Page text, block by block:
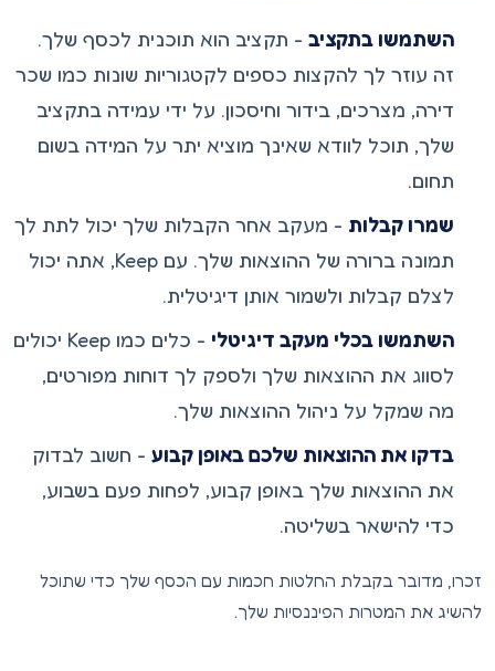
השתמשו בתקציב - תקציב הוא תוכנית לכסף שלך.
זה עוזר לך להקצות כספים לקטגוריות שונות כמו שכר
דירה, מצרכים, בידור וחיסכון. על ידי עמידה בתקציב
שלך, תוכל לוודא שאינך מוציא יתר על המידה בשום
תחום.
שמרו קבלות - מעקב אחר הקבלות שלך יכול לתת לך
תמונה ברורה של ההוצאות שלך. עם Keep, אתה יכול
לצלם קבלות ולשמור אותן דיגיטלית.
השתמשו בכלי מעקב דיגיטלי
- כלים כמו Keep יכולים
לסווג את ההוצאות שלך ולספק לך דוחות מפורטים,
מה שמקל על ניהול ההוצאות שלך.
בדקו את ההוצאות שלכם באופן קבוע - חשוב לבדוק
את ההוצאות שלך באופן קבוע, לפחות פעם בשבוע,
כדי להישאר בשליטה.
זכרו, מדובר בקבלת החלטות חכמות עם הכסף שלך כדי שתוכל
להשיג את המטרות הפיננסיות שלך.